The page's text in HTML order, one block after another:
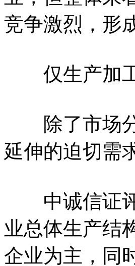
竞争激烈，形
仅生产加工
除了市场分
延伸的迫切需
中诚信证评
业总体生产结
企业为主，同